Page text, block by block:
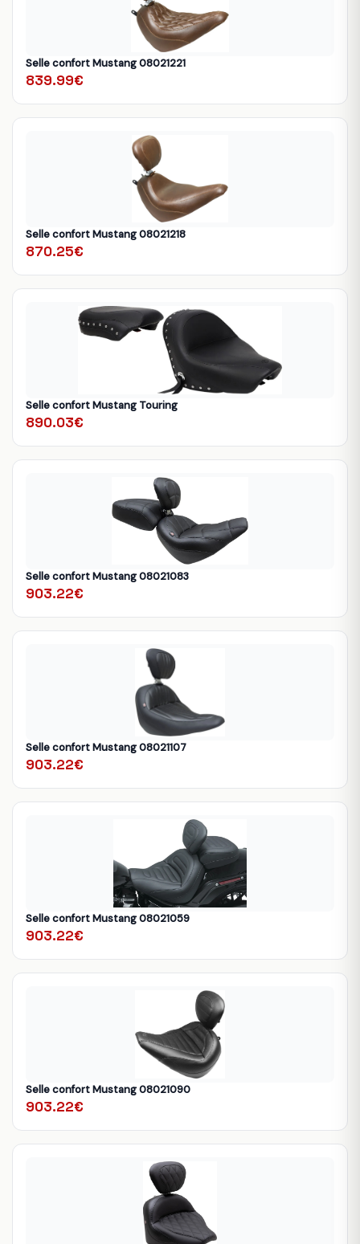
Selle confort Mustang 08021221
839.99€
Selle confort Mustang 08021218
870.25€
Selle confort Mustang Touring
890.03€
Selle confort Mustang 08021083
903.22€
Selle confort Mustang 08021107
903.22€
Selle confort Mustang 08021059
903.22€
Selle confort Mustang 08021090
903.22€